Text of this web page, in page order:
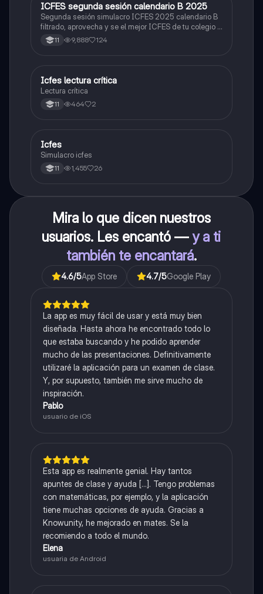
ICFES: Lectura Crítica
ICFES segunda sesión calendario B 2025
Segunda sesión simulacro ICFES 2025 calendario B
filtrado, aprovecha y se el mejor ICFES de tu colegio y
poder ingresar a universidad, y estudiar aquella
carrera con la que tanto sueñas.
11 9,888 124
Lengua Castellana
Icfes lectura crítica
Lectura crítica
11 464 2
ICFES: Sociales y Ciudadanas
Icfes
Simulacro icfes
11 1,455 26
Mira lo que dicen nuestros
usuarios. Les encantó —y a ti
también te encantará.
4.6/5App Store 4.7/5Google Play
La app es muy fácil de usar y está muy bien
diseñada. Hasta ahora he encontrado todo lo
que estaba buscando y he podido aprender
mucho de las presentaciones. Definitivamente
utilizaré la aplicación para un examen de clase.
Y, por supuesto, también me sirve mucho de
inspiración.
Pablo
usuario de iOS
Esta app es realmente genial. Hay tantos
apuntes de clase y ayuda [...]. Tengo problemas
con matemáticas, por ejemplo, y la aplicación
tiene muchas opciones de ayuda. Gracias a
Knowunity, he mejorado en mates. Se la
recomiendo a todo el mundo.
Elena
usuaria de Android